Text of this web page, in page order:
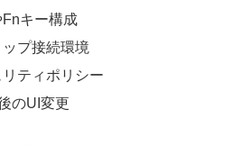
キー構成
プ接続環境
ティポリシー
のUI変更